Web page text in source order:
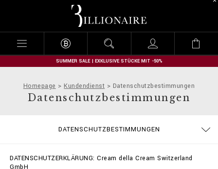
l
l
o
n
r
e
SUMMER SALE | EXKLUSIVE STÜCKE MIT -50%
Homepage Kundendienst Datenschutzbestimmungen
Datenschutzbestimmungen
DATENSCHUTZBESTIMMUNGEN
DATENSCHUTZERKLÄRUNG: Cream della Cream Switzerland
GmbH